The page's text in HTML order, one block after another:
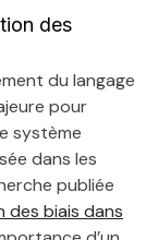
des
du langage
pour
système
dans les
publiée
des biais dans